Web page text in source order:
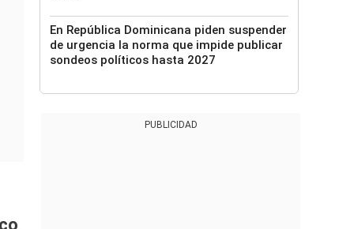
.
En República Dominicana piden suspender
de urgencia la norma que impide publicar
sondeos políticos hasta 2027
PUBLICIDAD